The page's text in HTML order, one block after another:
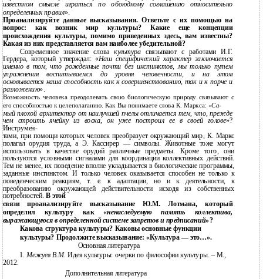
известном смысле играться по обоюдному соглашению относительно
определенных правил».
Проанализируйте данные высказывания. Ответьте с их помощью на
вопрос: как возник мир культуры? Какие еще концепции
происхождения культуры, помимо приведенных здесь, вам известны?
Какая из них представляется вам наиболее убедительной?
Современное значение словакультурасвязывают с работами И.Г.
Гердера, который утверждал: «Наш специфический характер заключается
именно в том, что рожденные почти без инстинктов, мы только путем
упражнения воспитываемся до уровня человечности, и на этом
основывается наша способность как к совершенствованию, так и к порче и
разложению».
Возможность человека преодолевать свою биологическую природу связывают с
его способностью к целеполаганию. Как Вы понимаете слова К. Маркса: «Са-
мый плохой архитектор от наилучшей пчелы отличается тем, что, прежде
чем строить ячейку из воска, он уже построил ее в своей голове»?
Инструмен-
тами, при помощи которых человек преобразует окружающий мир, К. Маркс
полагал орудия труда, а Э. Кассирер — символы. Животные тоже могут
использовать в качестве орудий различные предметы. Кроме того, они
пользуются условными сигналами для координации коллективных действий.
Тем не менее, их поведение вполне укладывается в биологические программы,
заданные инстинктом. И только человек оказывается способен не только к
поведенческим реакциям, т. е. к адаптации, но и к деятельности, к
преобразованию окружающей действительности исходя из собственных
потребностей. В этой
связи проанализируйте высказывание Ю.М. Лотмана, который
определил культуру как «ненаследуемую память коллектива,
выражающуюся в определенной системе запретов и предписаний»?
Какова структура культуры? Каковы основные функции
культуры? Продолжите высказывание: «Культура — это…».
Основная литература
1. Межуев В.М.Идея культуры: очерки по философии культуры. – М.,
2012.
Дополнительная литература